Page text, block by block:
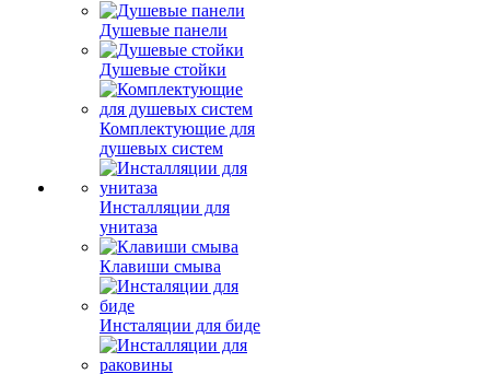
Душевые панели
Душевые стойки
Комплектующие для
душевых систем
Инсталляции для
унитаза
Клавиши смыва
Инсталяции для биде